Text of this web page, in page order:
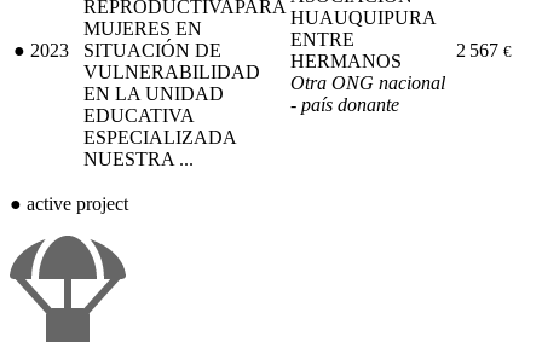
● 2023
REPRODUCTIVAPARA
MUJERES EN
SITUACIÓN DE
VULNERABILIDAD
EN LA UNIDAD
EDUCATIVA
ESPECIALIZADA
NUESTRA ...
HUAUQUIPURA
ENTRE
HERMANOS
Otra ONG nacional
- país donante
2 567 €
● active project